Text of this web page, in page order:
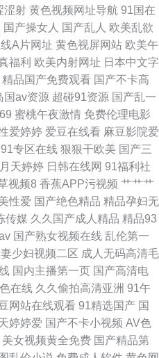
虎美女交配 超碰人17C 国产亚洲在线
日夜夜看毛片 91白丝网址 99热大 国
图 亚洲天堂在线视频 综合色伊人探
频 欧美老女人性交 日本A片 五月天色
成人电彯三级 国厂自拍 欧美在线视频
综合 91黄站
涩射 黄色视频网址导航 91国在
国产操女人 国产乱人 欧美乱欲
A片网址 黄色视屏网站 欧美午
福利 欧美内射网址 日本中文字
精品国产免费观看 国产不卡高
国av资源 超碰91资源 国产乱一
蜜桃午夜激情 免费伦理电影
爱婷婷 爱豆在线看 麻豆影院爱
91专区在线 狠狠干欧美 国产三
天婷婷 日韩在线网 91福利社
视频8 香蕉APP污视频 艹艹艹
性爱 国产绝色精品 精品孕妇无
传媒 久久国产成人精品 精品93
国产熟女视频在线 乱伦第一
妻少妇视频二区 成人无码高清毛
国内主播第一页 国产高清电
在线 久久偷拍高清亚洲 91午
网站在线观看 91精选国产 国
婷婷爱 国产不卡小视频 AV色
美女视频黄全免费 国产精品第